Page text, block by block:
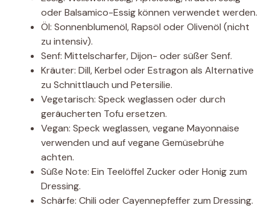
oder Balsamico-Essig können verwendet werden.
Öl: Sonnenblumenöl, Rapsöl oder Olivenöl (nicht
zu intensiv).
Senf: Mittelscharfer, Dijon- oder süßer Senf.
Kräuter: Dill, Kerbel oder Estragon als Alternative
zu Schnittlauch und Petersilie.
Vegetarisch: Speck weglassen oder durch
geräucherten Tofu ersetzen.
Vegan: Speck weglassen, vegane Mayonnaise
verwenden und auf vegane Gemüsebrühe
achten.
Süße Note: Ein Teelöffel Zucker oder Honig zum
Dressing.
Schärfe: Chili oder Cayennepfeffer zum Dressing.